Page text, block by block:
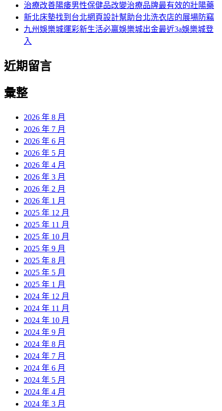
治療改善陽痿男性保健品改變治療品牌最有效的壯陽藥
新北床墊找到台北網頁設計幫助台北洗衣店的展場防竊
九州娛樂城運彩新生活必贏娛樂城出金最近3a娛樂城登
入
近期留言
彙整
2026 年 8 月
2026 年 7 月
2026 年 6 月
2026 年 5 月
2026 年 4 月
2026 年 3 月
2026 年 2 月
2026 年 1 月
2025 年 12 月
2025 年 11 月
2025 年 10 月
2025 年 9 月
2025 年 8 月
2025 年 5 月
2025 年 1 月
2024 年 12 月
2024 年 11 月
2024 年 10 月
2024 年 9 月
2024 年 8 月
2024 年 7 月
2024 年 6 月
2024 年 5 月
2024 年 4 月
2024 年 3 月